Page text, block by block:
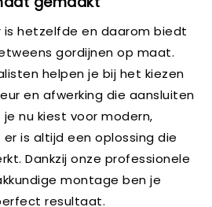
is hetzelfde en daarom biedt
gordijnen op maat.
helpen je bij het kiezen
en afwerking die aansluiten
nu kiest voor modern,
is altijd een oplossing die
Dankzij onze professionele
montage ben je
resultaat.